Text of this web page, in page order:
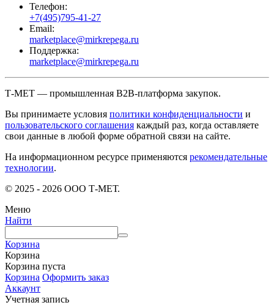
Телефон:
+7(495)795-41-27
Email:
marketplace@mirkrepega.ru
Поддержка:
marketplace@mirkrepega.ru
Т-МЕТ — промышленная B2B-платформа закупок.
Вы принимаете условия политики конфиденциальности и
пользовательского соглашения каждый раз, когда оставляете
свои данные в любой форме обратной связи на сайте.
На информационном ресурсе применяются рекомендательные
технологии.
© 2025 - 2026 ООО Т-МЕТ.
Меню
Найти
Корзина
Корзина
Корзина пуста
Корзина Оформить заказ
Аккаунт
Учетная запись